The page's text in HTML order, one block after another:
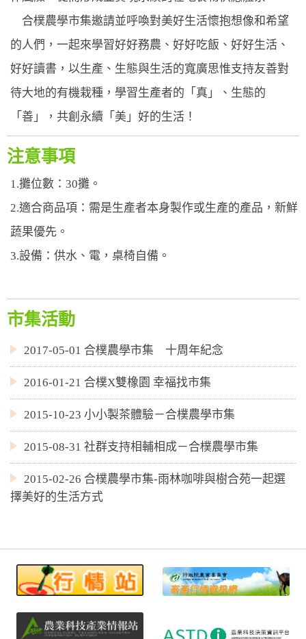
合樸農學市集邀請並呼喚對美好生活懷抱想像和希望
的人們，一起來學習好好務農、好好吃飯、好好生活、
好好讀書，以生產、生態與生活的寬廣思惟支持友善對
待大地的有機栽種，學習生產者的「真」、生態的
「善」，共創永續「美」好的生活！
注意事項
1.攤位數：30攤。
2.適合商品項：需是生產者本身製作或生產的產品，新鮮
蔬果優先。
3.設備：供水、電，桌椅自備。
市集活動
2017-05-01 合樸農學市集 十周年紀念
2016-01-21 合樸X雙橡園 幸福找市集
2015-10-23 小小製茶體驗－合樸農學市集
2015-08-31 社群支持相輔相成－合樸農學市集
2015-02-26 合樸農學市集-雨林咖啡與樹合苑一起選
擇美好的生活方式